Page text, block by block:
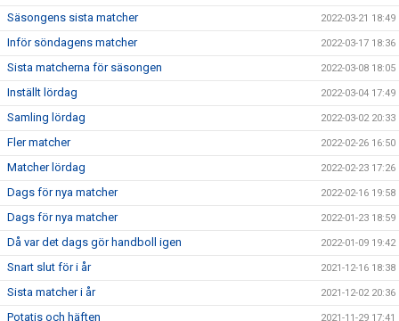
Säsongens sista matcher 2022-03-21 18:49
Inför söndagens matcher 2022-03-17 18:36
Sista matcherna för säsongen 2022-03-08 18:05
Inställt lördag 2022-03-04 17:49
Samling lördag 2022-03-02 20:33
Fler matcher 2022-02-26 16:50
Matcher lördag 2022-02-23 17:26
Dags för nya matcher 2022-02-16 19:58
Dags för nya matcher 2022-01-23 18:59
Då var det dags gör handboll igen 2022-01-09 19:42
Snart slut för i år 2021-12-16 18:38
Sista matcher i år 2021-12-02 20:36
Potatis och häften 2021-11-29 17:41